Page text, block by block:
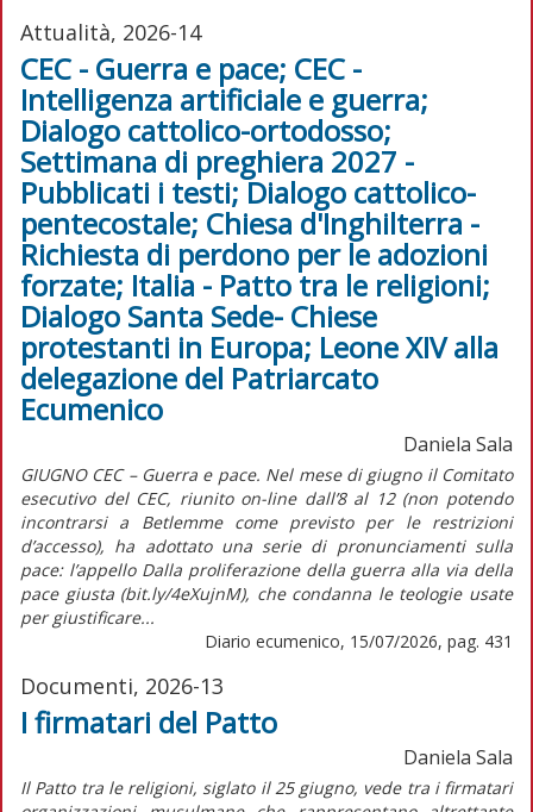
Attualità, 2026-14
CEC - Guerra e pace; CEC -
Intelligenza artificiale e guerra;
Dialogo cattolico-ortodosso;
Settimana di preghiera 2027 -
Pubblicati i testi; Dialogo cattolico-
pentecostale; Chiesa d'Inghilterra -
Richiesta di perdono per le adozioni
forzate; Italia - Patto tra le religioni;
Dialogo Santa Sede- Chiese
protestanti in Europa; Leone XIV alla
delegazione del Patriarcato
Ecumenico
Daniela Sala
GIUGNO CEC – Guerra e pace. Nel mese di giugno il Comitato
esecutivo del CEC, riunito on-line dall’8 al 12 (non potendo
incontrarsi a Betlemme come previsto per le restrizioni
d’accesso), ha adottato una serie di pronunciamenti sulla
pace: l’appello Dalla proliferazione della guerra alla via della
pace giusta (bit.ly/4eXujnM), che condanna le teologie usate
per giustificare...
Diario ecumenico, 15/07/2026, pag. 431
Documenti, 2026-13
I firmatari del Patto
Daniela Sala
Il Patto tra le religioni, siglato il 25 giugno, vede tra i firmatari